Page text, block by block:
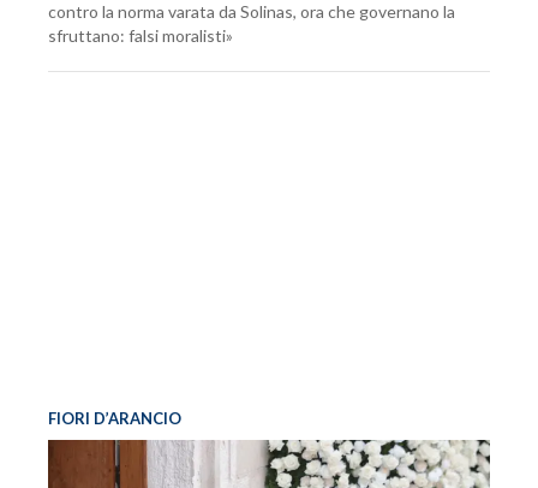
contro la norma varata da Solinas, ora che governano la
sfruttano: falsi moralisti»
FIORI D’ARANCIO